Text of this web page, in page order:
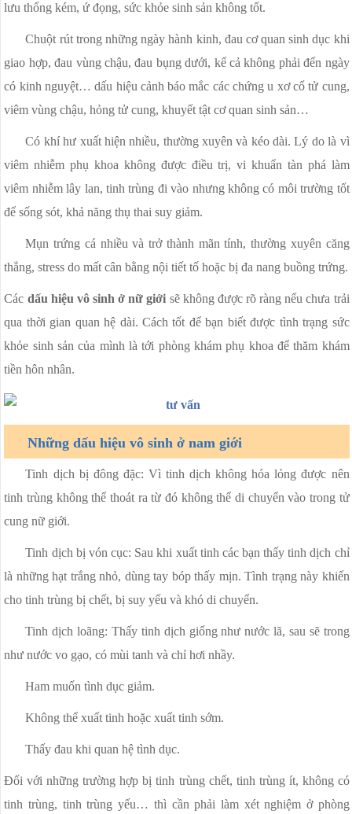
lưu thống kém, ứ đọng, sức khỏe sinh sản không tốt.
Chuột rút trong những ngày hành kinh, đau cơ quan sinh dục khi
giao hợp, đau vùng chậu, đau bụng dưới, kể cả không phải đến ngày
có kinh nguyệt… dấu hiệu cảnh báo mắc các chứng u xơ cổ tử cung,
viêm vùng chậu, hỏng tử cung, khuyết tật cơ quan sinh sản…
Có khí hư xuất hiện nhiều, thường xuyên và kéo dài. Lý do là vì
viêm nhiễm phụ khoa không được điều trị, vi khuẩn tàn phá làm
viêm nhiễm lây lan, tinh trùng đi vào nhưng không có môi trường tốt
để sống sót, khả năng thụ thai suy giảm.
Mụn trứng cá nhiều và trở thành mãn tính, thường xuyên căng
thẳng, stress do mất cân bằng nội tiết tố hoặc bị đa nang buồng trứng.
Các dấu hiệu vô sinh ở nữ giới sẽ không được rõ ràng nếu chưa trải
qua thời gian quan hệ dài. Cách tốt để bạn biết được tình trạng sức
khỏe sinh sản của mình là tới phòng khám phụ khoa để thăm khám
tiền hôn nhân.
Những dấu hiệu vô sinh ở nam giới
Tinh dịch bị đông đặc: Vì tinh dịch không hóa lỏng được nên
tinh trùng không thể thoát ra từ đó không thể di chuyển vào trong tử
cung nữ giới.
Tinh dịch bị vón cục: Sau khi xuất tinh các bạn thấy tinh dịch chỉ
là những hạt trắng nhỏ, dùng tay bóp thấy mịn. Tình trạng này khiến
cho tinh trùng bị chết, bị suy yếu và khó di chuyển.
Tinh dịch loãng: Thấy tinh dịch giống như nước lã, sau sẽ trong
như nước vo gạo, có mùi tanh và chỉ hơi nhầy.
Ham muốn tình dục giảm.
Không thể xuất tinh hoặc xuất tinh sớm.
Thấy đau khi quan hệ tình dục.
Đối với những trường hợp bị tinh trùng chết, tinh trùng ít, không có
tinh trùng, tinh trùng yếu… thì cần phải làm xét nghiệm ở phòng